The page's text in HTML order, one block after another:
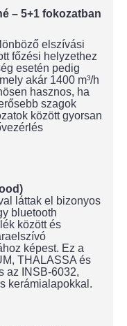
– 5+1 fokozatban
elszívási
főzési helyzethez
esetén pedig
akár 1400 m³/h
hasznos, ha
szagok
között gyorsan
láttak el bizonyos
bluetooth
között és
képest. Ez a
THALASSA és
az INSB-6032,
kerámialapokkal.